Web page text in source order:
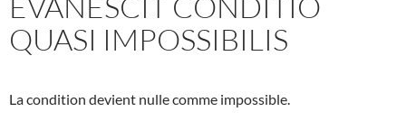
QUASI IMPOSSIBILIS
La condition devient nulle comme impossible.